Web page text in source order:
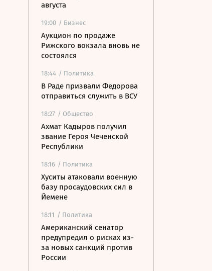
августа
19:00 / Бизнес
Аукцион по продаже
Рижского вокзала вновь не
состоялся
18:44 / Политика
В Раде призвали Федорова
отправиться служить в ВСУ
18:27 / Общество
Ахмат Кадыров получил
звание Героя Чеченской
Республики
18:16 / Политика
Хуситы атаковали военную
базу просаудовских сил в
Йемене
18:11 / Политика
Американский сенатор
предупредил о рисках из-
за новых санкций против
России